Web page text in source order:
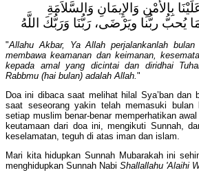
بِالأَمْنِ وَالإِيمَانِ وَالسَّلاَمَةِ
يُحبُّ ربُّنا ويَرْضَى، رَبُّنَا وَرَبُّكَ اللَّهُ
"Allahu Akbar, Ya Allah perjalankanlah
membawa keamanan dan keimanan,
kepada amal yang dicintai dan diridhai
Rabbmu (hai bulan) adalah Allah."
Doa ini dibaca saat melihat hilal Sya’ban dan
saat seseorang yakin telah memasuki bulan
setiap muslim benar-benar memperhatikan
keutamaan dari doa ini, mengikuti Sunnah,
keselamatan, teguh di atas iman dan islam.
Mari kita hidupkan Sunnah Mubarakah ini
menghidupkan Sunnah Nabi Shallallahu 'Alaihi